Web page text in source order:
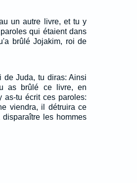
un autre livre, et tu y
qui étaient dans
brûlé Jojakim, roi de
de Juda, tu diras: Ainsi
as brûlé ce livre, en
as-tu écrit ces paroles:
viendra, il détruira ce
les hommes